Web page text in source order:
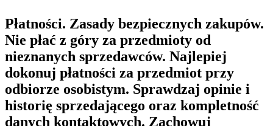
Płatności. Zasady bezpiecznych zakupów.
Nie płać z góry za przedmioty od
nieznanych sprzedawców. Najlepiej
dokonuj płatności za przedmiot przy
odbiorze osobistym. Sprawdzaj opinie i
historię sprzedającego oraz kompletność
danych kontaktowych. Zachowuj